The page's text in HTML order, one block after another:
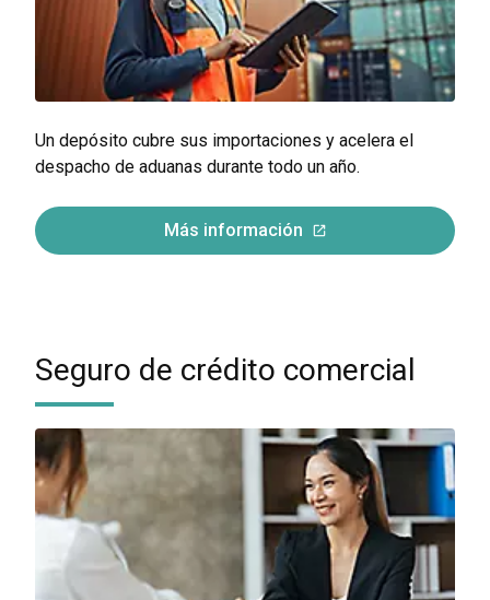
Un depósito cubre sus importaciones y acelera el
despacho de aduanas durante todo un año.
Más información
Seguro de crédito comercial